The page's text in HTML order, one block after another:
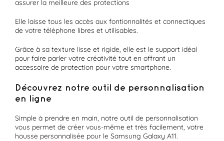
assurer la meilleure des protections
Elle laisse tous les accès aux fontionnalités et connectiques
de votre téléphone libres et utilisables.
Grâce à sa texture lisse et rigide, elle est le support idéal
pour faire parler votre créativité tout en offrant un
accessoire de protection pour votre smartphone.
Découvrez notre outil de personnalisation
en ligne
Simple à prendre en main, notre outil de personnalisation
vous permet de créer vous-même et très facilement, votre
housse personnalisée pour le Samsung Galaxy A11.